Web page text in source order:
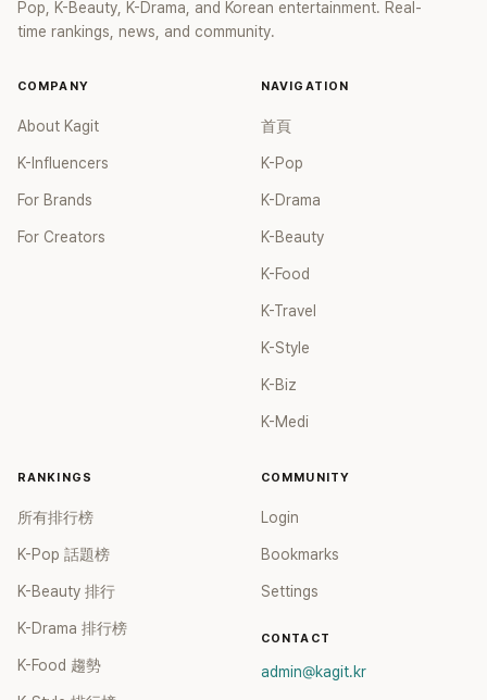
Pop, K-Beauty, K-Drama, and Korean entertainment. Real-
time rankings, news, and community.
COMPANY
About Kagit
K-Influencers
For Brands
For Creators
NAVIGATION
首頁
K-Pop
K-Drama
K-Beauty
K-Food
K-Travel
K-Style
K-Biz
K-Medi
RANKINGS
所有排行榜
K-Pop 話題榜
K-Beauty 排行
K-Drama 排行榜
K-Food 趨勢
COMMUNITY
Login
Bookmarks
Settings
CONTACT
admin@kagit.kr